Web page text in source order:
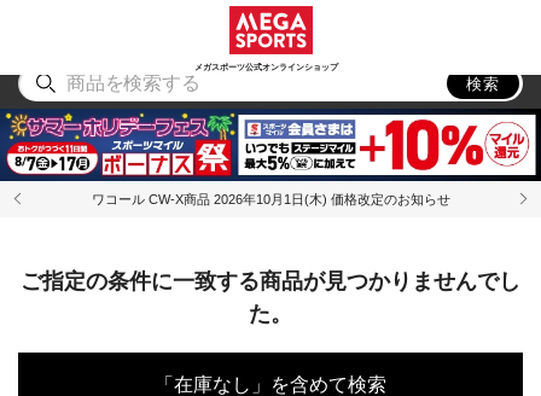
メガスポーツ公式オンラインショップ
アウトドア
検索
ワコール CW-X商品 2026年10月1日(木) 価格改定のお知らせ
ご指定の条件に一致する商品が見つかりませんでし
た。
「在庫なし」を含めて検索